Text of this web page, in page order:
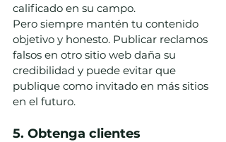
calificado en su campo.
Pero siempre mantén tu contenido
objetivo y honesto. Publicar reclamos
falsos en otro sitio web daña su
credibilidad y puede evitar que
publique como invitado en más sitios
en el futuro.
5. Obtenga clientes